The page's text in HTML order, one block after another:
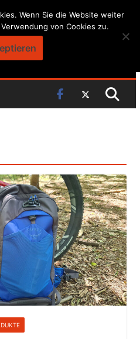
Wenn Sie die Website weiter
von Cookies zu.